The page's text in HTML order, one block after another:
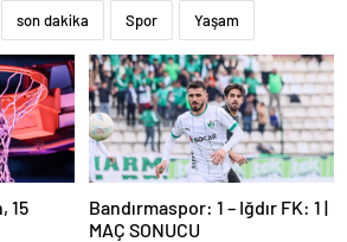
son dakika Spor Yaşam
15
Bandırmaspor: 1 – Iğdır FK: 1 |
MAÇ SONUCU